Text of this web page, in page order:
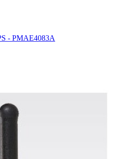
- PMAE4083A